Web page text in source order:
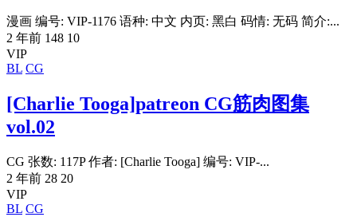
漫画 编号: VIP-1176 语种: 中文 内页: 黑白 码情: 无码 简介:...
2 年前 148 10
VIP
BL CG
[Charlie Tooga]patreon CG筋肉图集
vol.02
CG 张数: 117P 作者: [Charlie Tooga] 编号: VIP-...
2 年前 28 20
VIP
BL CG